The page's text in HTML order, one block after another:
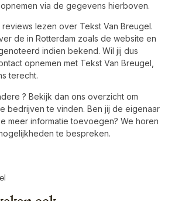
via de gegevens hierboven.
reviews lezen over Tekst Van Breugel.
de in Rotterdam zoals de website en
indien bekend. Wil jij dus
opnemen met Tekst Van Breugel,
terecht.
? Bekijk dan ons overzicht om
bedrijven te vinden. Ben jij de eigenaar
meer informatie toevoegen? We horen
te bespreken.